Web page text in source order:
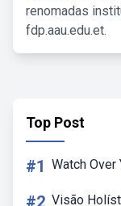
renomadas
fdp.aau.edu.et.
Top Post
#1 Watch Over
#2 Visão